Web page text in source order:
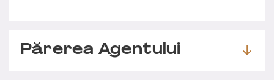
Părerea Agentului